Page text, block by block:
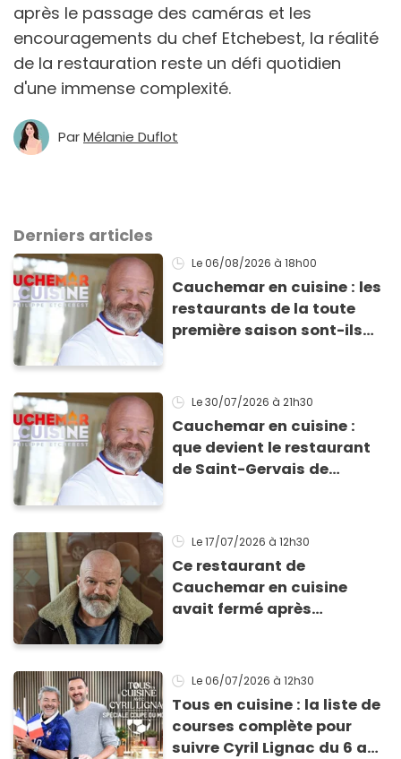
après le passage des caméras et les
encouragements du chef Etchebest, la réalité
de la restauration reste un défi quotidien
d'une immense complexité.
ParMélanie Duflot
Derniers articles
Le 06/08/2026 à 18h00
Cauchemar en cuisine : les
restaurants de la toute
première saison sont-ils
Le 30/07/2026 à 21h30
Cauchemar en cuisine :
que devient le restaurant
de Saint-Gervais de
Etchebest ?
Le 17/07/2026 à 12h30
Ce restaurant de
Cauchemar en cuisine
avait fermé après
patron !
Le 06/07/2026 à 12h30
Tous en cuisine : la liste de
courses complète pour
suivre Cyril Lignac du 6 au